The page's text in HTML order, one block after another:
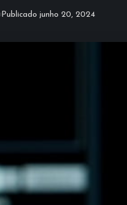
Publicado junho 20, 2024